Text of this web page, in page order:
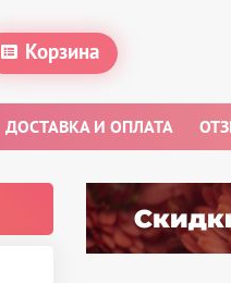
Корзина
ДОСТАВКА И ОПЛАТА